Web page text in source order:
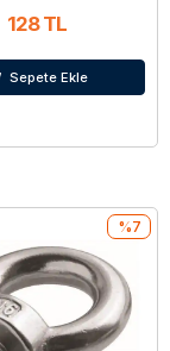
128 TL
Sepete Ekle
%7